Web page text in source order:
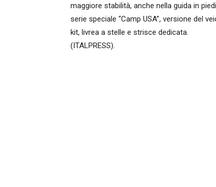
maggiore stabilità, anche nella guida in
serie speciale “Camp USA”, versione del
kit, livrea a stelle e strisce dedicata.
(ITALPRESS).